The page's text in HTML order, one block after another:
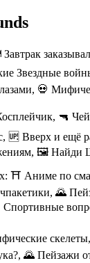
Звездные
💀
🔫 Чей
🆙 Вверх и ещё
🖼️ Найди
⛩️ Аниме по
🌄
Спортивные
скелеты,
🌄 Пейзажи